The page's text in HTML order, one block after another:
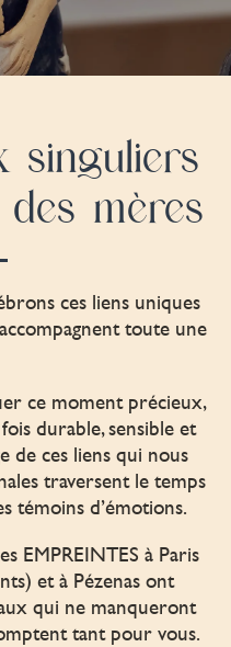
singuliers
mères
ces liens uniques
toute une
ce moment précieux,
durable, sensible et
de ces liens qui nous
traversent le temps
témoins d’émotions.
EMPREINTES à Paris
et à Pézenas ont
qui ne manqueront
tant pour vous.